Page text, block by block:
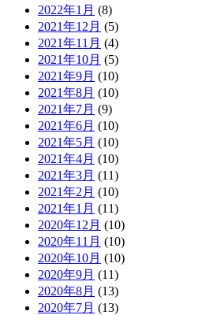
2022年1月 (8)
2021年12月 (5)
2021年11月 (4)
2021年10月 (5)
2021年9月 (10)
2021年8月 (10)
2021年7月 (9)
2021年6月 (10)
2021年5月 (10)
2021年4月 (10)
2021年3月 (11)
2021年2月 (10)
2021年1月 (11)
2020年12月 (10)
2020年11月 (10)
2020年10月 (10)
2020年9月 (11)
2020年8月 (13)
2020年7月 (13)